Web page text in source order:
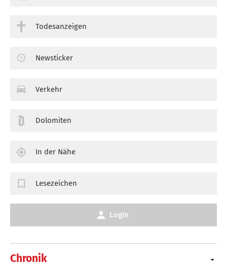
Chronik
Todesanzeigen
Newsticker
Verkehr
Dolomiten
In der Nähe
Lesezeichen
Login